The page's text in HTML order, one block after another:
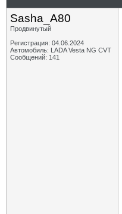
Sasha_A80
Продвинутый
Регистрация: 04.06.2024
Автомобиль: LADA Vesta NG CVT
Сообщений: 141